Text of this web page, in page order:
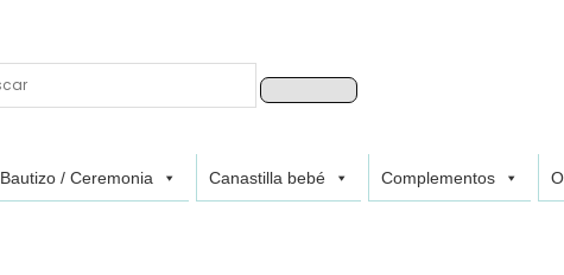
Bautizo / Ceremonia Canastilla bebé Complementos